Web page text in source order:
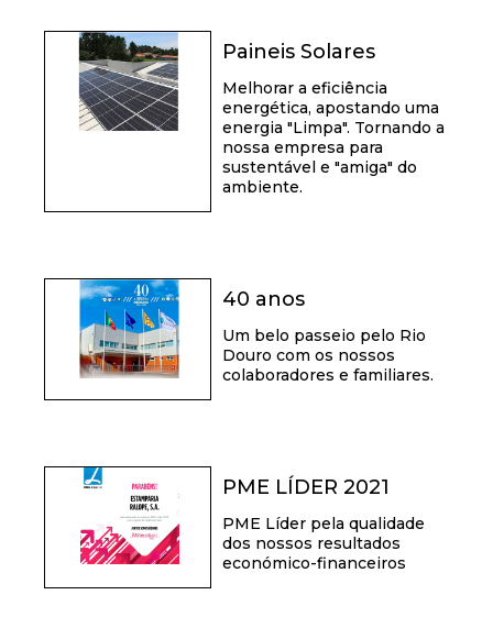
Paineis Solares
Melhorar a eficiência
energética, apostando uma
energia "Limpa". Tornando a
nossa empresa para
sustentável e "amiga" do
ambiente.
40 anos
Um belo passeio pelo Rio
Douro com os nossos
colaboradores e familiares.
PME LÍDER 2021
PME Líder pela qualidade
dos nossos resultados
económico-financeiros